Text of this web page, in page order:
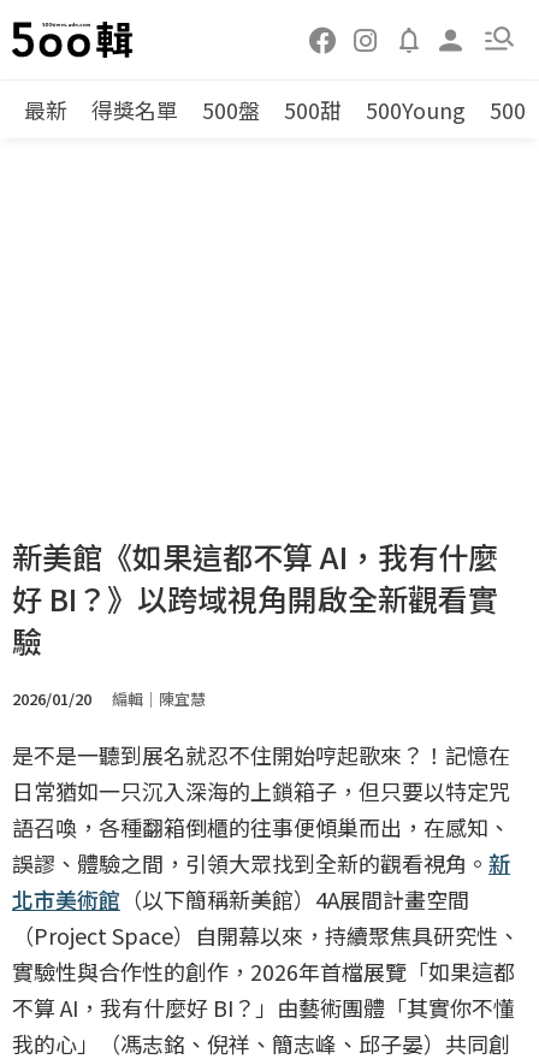
最新 得獎名單 500盤 500甜 500Young 500
新美館《如果這都不算 AI，我有什麼
好 BI？》以跨域視角開啟全新觀看實
驗
2026/01/20 編輯｜陳宜慧
是不是一聽到展名就忍不住開始哼起歌來？！記憶在
日常猶如一只沉入深海的上鎖箱子，但只要以特定咒
語召喚，各種翻箱倒櫃的往事便傾巢而出，在感知、
誤謬、體驗之間，引領大眾找到全新的觀看視角。 新
北市美術館 （以下簡稱新美館）4A展間計畫空間
（Project Space）自開幕以來，持續聚焦具研究性、
實驗性與合作性的創作，2026年首檔展覽「如果這都
不算 AI，我有什麼好 BI？」由藝術團體「其實你不懂
我的心」（馮志銘、倪祥、簡志峰、邱子晏）共同創